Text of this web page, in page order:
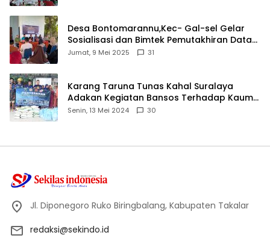
Desa Bontomarannu,Kec- Gal-sel Gelar
Sosialisasi dan Bimtek Pemutakhiran Data
ID
Jumat, 9 Mei 2025 31
Karang Taruna Tunas Kahal Suralaya
Adakan Kegiatan Bansos Terhadap Kaum
Dhuafa dan Anak Yatim-Piatu
Senin, 13 Mei 2024 30
Jl. Diponegoro Ruko Biringbalang, Kabupaten Takalar
redaksi@sekindo.id